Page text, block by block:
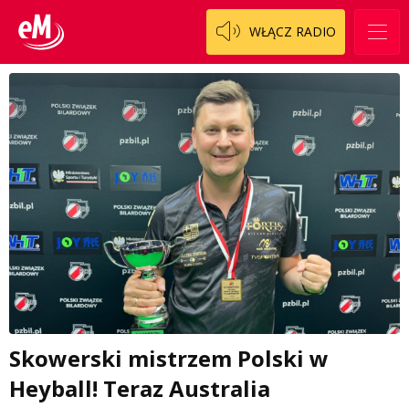
WŁĄCZ RADIO
Skowerski mistrzem Polski w
Heyball! Teraz Australia